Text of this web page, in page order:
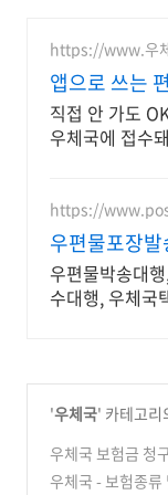
https://www.우
앱으로 쓰는
직접 안 가도
우체국에 접수
https://
우편물포장
우편물박송대
수대행, 우체국
'우체국' 카테고리
우체국 보험금 청
청
(0)
우체국 - 보험종류